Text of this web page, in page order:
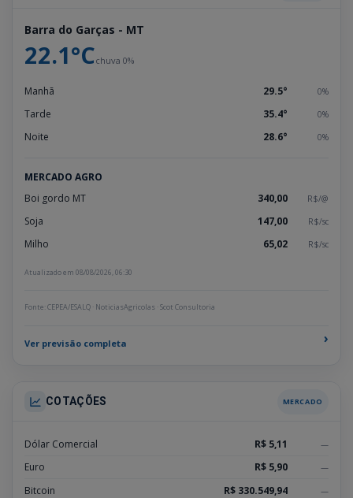
Barra do Garças - MT
22.1°Cchuva 0%
Manhã 29.5° 0%
Tarde 35.4° 0%
Noite 28.6° 0%
MERCADO AGRO
Boi gordo MT
340,00 R$/@
Soja 147,00 R$/sc
Milho 65,02 R$/sc
Atualizado em 08/08/2026, 06:30
Fonte: CEPEA/ESALQ · NoticiasAgricolas · Scot Consultoria
Ver previsão completa ›
COTAÇÕES MERCADO
Dólar Comercial R$ 5,11 —
Euro R$ 5,90 —
Bitcoin R$ 330.549,94 —